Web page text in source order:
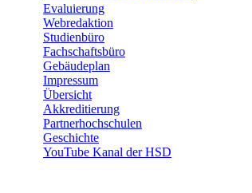
Evaluierung
Webredaktion
Studienbüro
Fachschaftsbüro
Gebäudeplan
Impressum
Übersicht
Akkreditierung
Partnerhochschulen
Geschichte
YouTube Kanal der HSD